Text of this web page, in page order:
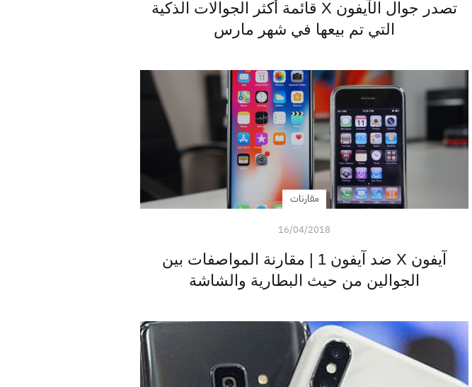
تصدر جوال الآيفون X قائمة أكثر الجوالات الذكية
التي تم بيعها في شهر مارس
مقارنات
16/04/2018
آيفون X ضد آيفون 1 | مقارنة المواصفات بين
الجوالين من حيث البطارية والشاشة